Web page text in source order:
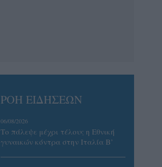
ΡΟΗ ΕΙΔΗΣΕΩΝ
06/08/2026
Το πάλεψε μέχρι τέλους η Εθνική
γυναικών κόντρα στην Ιταλία Β’